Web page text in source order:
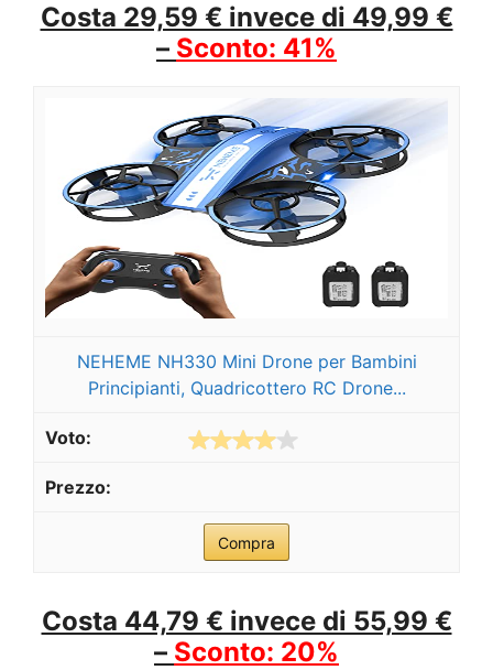
Costa 29,59 € invece di 49,99 €
– Sconto: 41%
NEHEME NH330 Mini Drone per Bambini
Principianti, Quadricottero RC Drone...
Compra
Costa 44,79 € invece di 55,99 €
– Sconto: 20%